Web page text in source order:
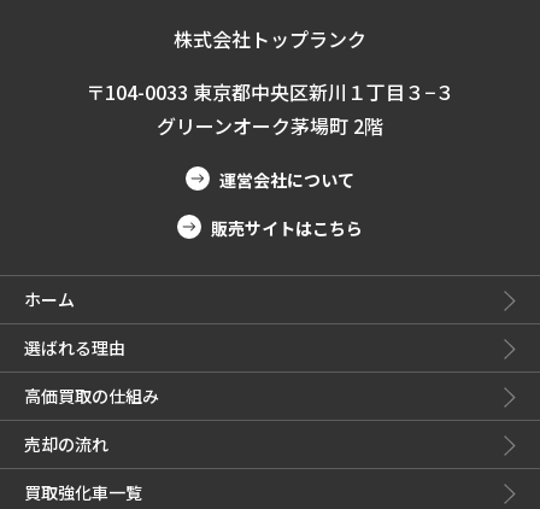
株式会社トップランク
〒104-0033 東京都中央区新川１丁目３−３
グリーンオーク茅場町 2階
運営会社について
販売サイトはこちら
ホーム
選ばれる理由
高価買取の仕組み
売却の流れ
買取強化車一覧